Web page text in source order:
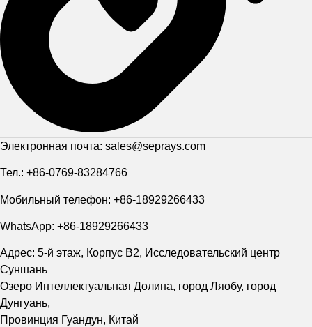
Электронная почта: sales@seprays.com
Тел.: +86-0769-83284766
Мобильный телефон: +86-18929266433
WhatsApp: +86-18929266433
Адрес: 5-й этаж, Корпус B2, Исследовательский центр
Суншань
Озеро Интеллектуальная Долина, город Ляобу, город
Дунгуань,
Провинция Гуандун, Китай